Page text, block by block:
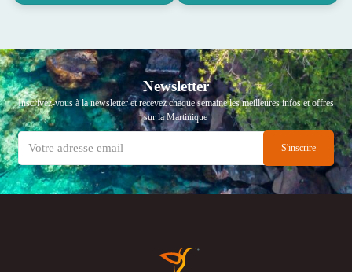
Newsletter
Inscrivez-vous à la newsletter et recevez chaque semaine les meilleures infos et offres
sur la Martinique